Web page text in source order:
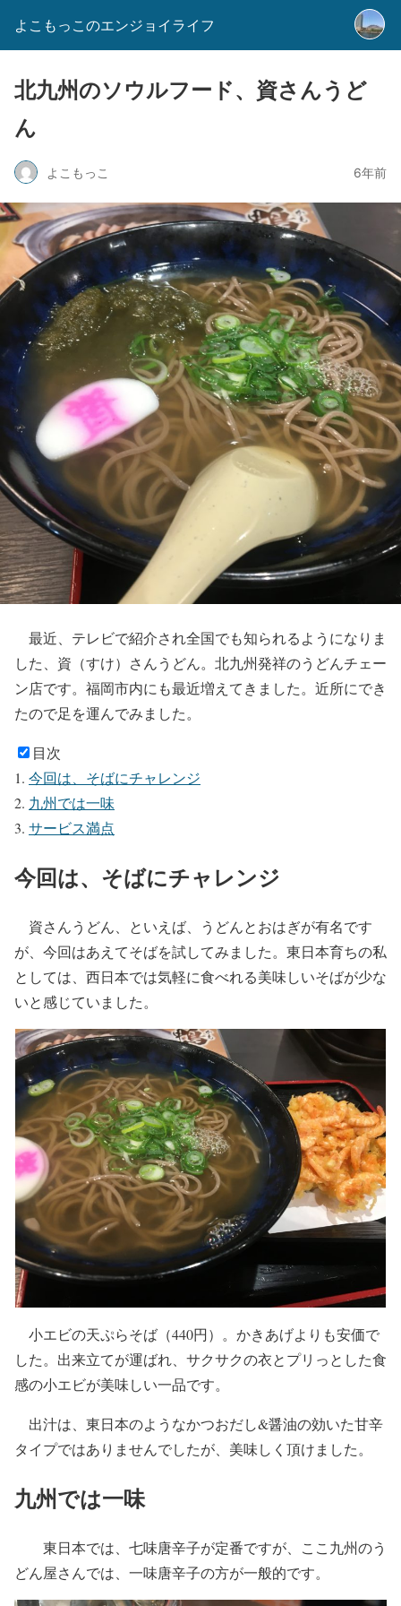
よこもっこのエンジョイライフ
北九州のソウルフード、資さんうど
ん
よこもっこ 6年前
最近、テレビで紹介され全国でも知られるようになりま
した、資（すけ）さんうどん。北九州発祥のうどんチェー
ン店です。福岡市内にも最近増えてきました。近所にでき
たので足を運んでみました。
目次
今回は、そばにチャレンジ
九州では一味
サービス満点
今回は、そばにチャレンジ
資さんうどん、といえば、うどんとおはぎが有名です
が、今回はあえてそばを試してみました。東日本育ちの私
としては、西日本では気軽に食べれる美味しいそばが少な
いと感じていました。
小エビの天ぷらそば（440円）。かきあげよりも安価で
した。出来立てが運ばれ、サクサクの衣とプリっとした食
感の小エビが美味しい一品です。
出汁は、東日本のようなかつおだし&醤油の効いた甘辛
タイプではありませんでしたが、美味しく頂けました。
九州では一味
東日本では、七味唐辛子が定番ですが、ここ九州のう
どん屋さんでは、一味唐辛子の方が一般的です。